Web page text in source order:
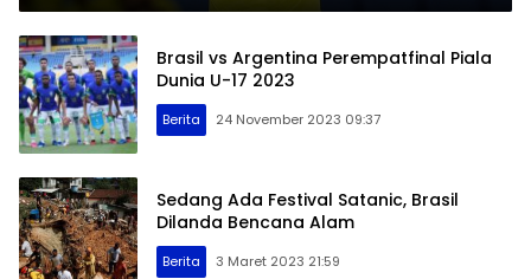
Brasil vs Argentina Perempatfinal Piala
Dunia U-17 2023
Berita 24 November 2023 09:37
Sedang Ada Festival Satanic, Brasil
Dilanda Bencana Alam
Berita 3 Maret 2023 21:59